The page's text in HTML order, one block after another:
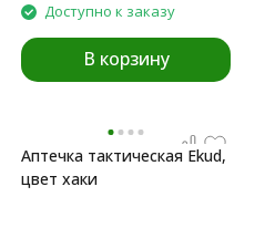
Доступно к заказу
В корзину
Аптечка тактическая Ekud,
цвет хаки